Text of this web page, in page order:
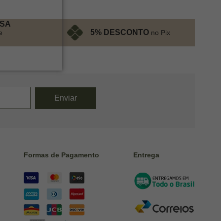
5% DESCONTO no Pix
Formas de Pagamento Entrega